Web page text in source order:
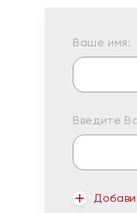
Ваше имя:
Введите